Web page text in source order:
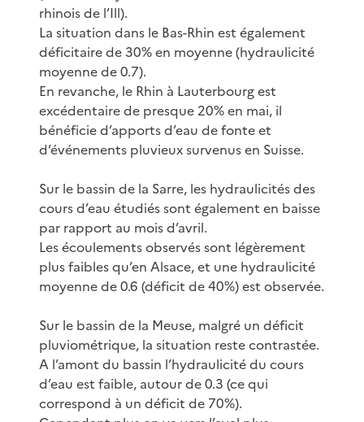
rhinois de l’Ill).
La situation dans le Bas-Rhin est également
déficitaire de 30% en moyenne (hydraulicité
moyenne de 0.7).
En revanche, le Rhin à Lauterbourg est
excédentaire de presque 20% en mai, il
bénéficie d’apports d’eau de fonte et
d’événements pluvieux survenus en Suisse.
Sur le bassin de la Sarre, les hydraulicités des
cours d’eau étudiés sont également en baisse
par rapport au mois d’avril.
Les écoulements observés sont légèrement
plus faibles qu’en Alsace, et une hydraulicité
moyenne de 0.6 (déficit de 40%) est observée.
Sur le bassin de la Meuse, malgré un déficit
pluviométrique, la situation reste contrastée.
A l’amont du bassin l’hydraulicité du cours
d’eau est faible, autour de 0.3 (ce qui
correspond à un déficit de 70%).